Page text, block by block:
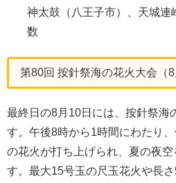
神太鼓（八王子市）、天城連
数
第80回 按針祭海の花火大会（8
最終日の8月10日には、按針祭海
す。午後8時から1時間にわたり
の花火が打ち上げられ、夏の夜
す。最大15号玉の尺玉花火や長